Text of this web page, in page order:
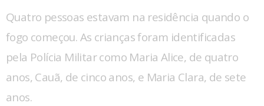
Quatro pessoas estavam na residência quando o
fogo começou. As crianças foram identificadas
pela Polícia Militar como Maria Alice, de quatro
anos, Cauã, de cinco anos, e Maria Clara, de sete
anos.